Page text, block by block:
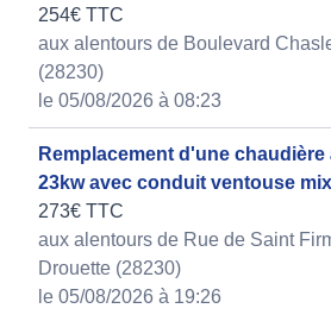
254€ TTC
aux alentours de Boulevard
(28230)
le 05/08/2026 à 08:23
Remplacement d'une chaudière
23kw avec conduit ventouse
273€ TTC
aux alentours de Rue de Saint
Drouette (28230)
le 05/08/2026 à 19:26